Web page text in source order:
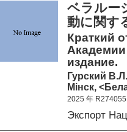
ベラルー
動に関す
Краткий
Академии
издание.
Гурский В.Л.
Мiнск,
2025 年 R274055
Экспорт